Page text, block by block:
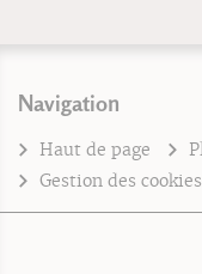
Navigation
Haut de page
Gestion des cookies